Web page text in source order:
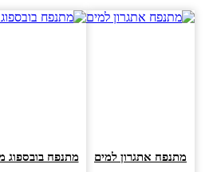
מתנפח אתגרון למים מתנפח בובספוג מיני